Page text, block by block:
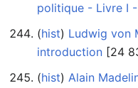
politique - Livre I
(hist) ‎ Ludwig von
introduction ‎[24
(hist) ‎ Alain